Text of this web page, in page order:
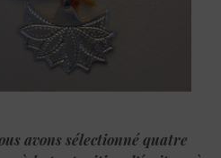
avons sélectionné quatre